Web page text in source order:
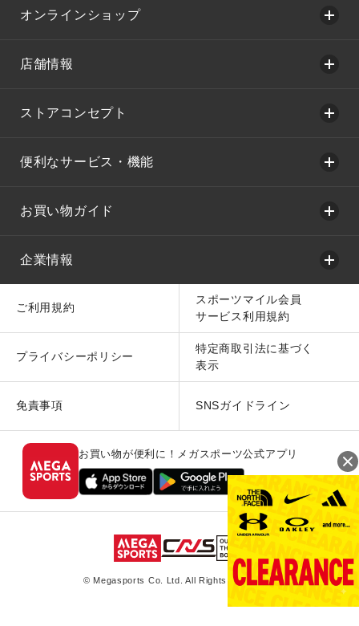
オンラインショップ
店舗情報
ストアコンセプト
便利なサービス・機能
お買い物ガイド
企業情報
ご利用規約
スポーツマイル会員
サービス利用規約
プライバシーポリシー
特定商取引法に基づく
表示
免責事項 SNSガイドライン
お買い物が便利に！メガスポーツ公式アプリ
© Megasports Co. Ltd. All Rights Reserved.